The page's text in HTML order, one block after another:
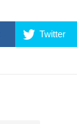
Twitter